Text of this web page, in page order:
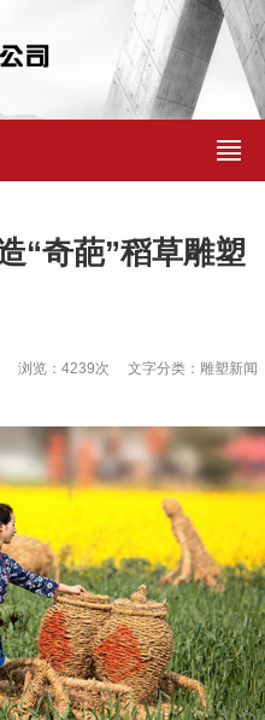
“奇葩”稻草雕塑
浏览：4239次 文字分类：雕塑新闻